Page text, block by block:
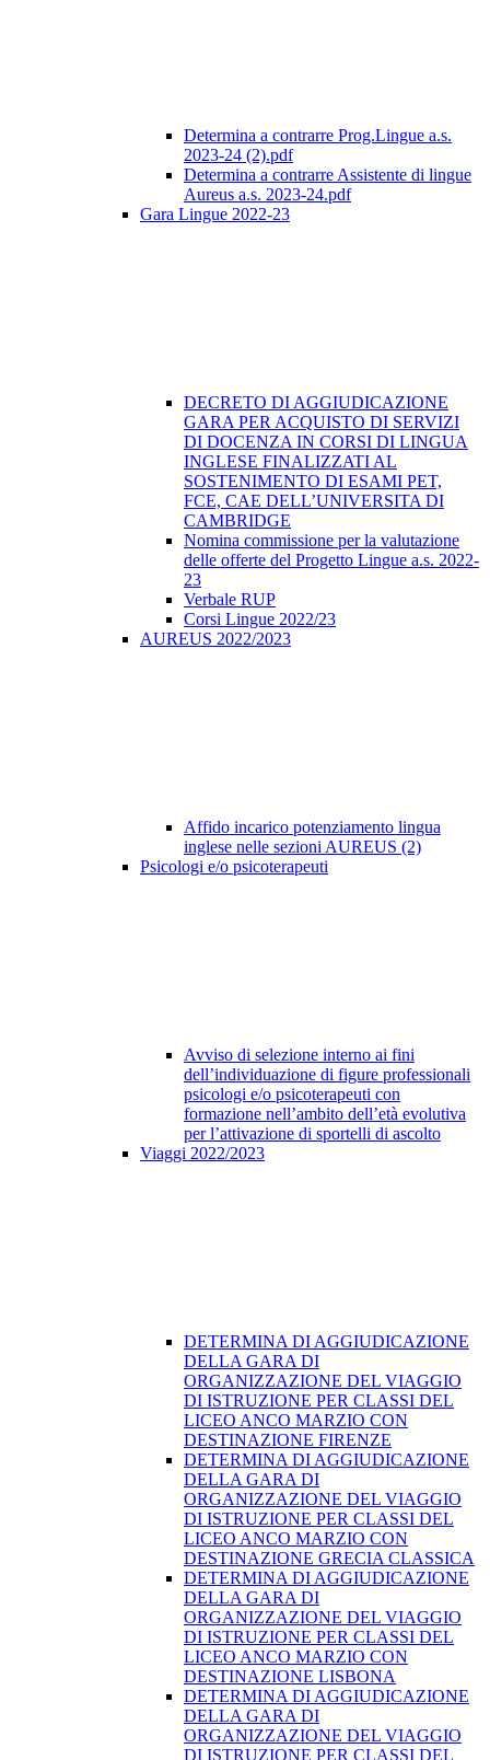
Determina a contrarre Prog.Lingue a.s.
2023-24 (2).pdf
Determina a contrarre Assistente di lingue
Aureus a.s. 2023-24.pdf
Gara Lingue 2022-23
DECRETO DI AGGIUDICAZIONE
GARA PER ACQUISTO DI SERVIZI
DI DOCENZA IN CORSI DI LINGUA
INGLESE FINALIZZATI AL
SOSTENIMENTO DI ESAMI PET,
FCE, CAE DELL’UNIVERSITA DI
CAMBRIDGE
Nomina commissione per la valutazione
delle offerte del Progetto Lingue a.s. 2022-
23
Verbale RUP
Corsi Lingue 2022/23
AUREUS 2022/2023
Affido incarico potenziamento lingua
inglese nelle sezioni AUREUS (2)
Psicologi e/o psicoterapeuti
Avviso di selezione interno ai fini
dell’individuazione di figure professionali
psicologi e/o psicoterapeuti con
formazione nell’ambito dell’età evolutiva
per l’attivazione di sportelli di ascolto
Viaggi 2022/2023
DETERMINA DI AGGIUDICAZIONE
DELLA GARA DI
ORGANIZZAZIONE DEL VIAGGIO
DI ISTRUZIONE PER CLASSI DEL
LICEO ANCO MARZIO CON
DESTINAZIONE FIRENZE
DETERMINA DI AGGIUDICAZIONE
DELLA GARA DI
ORGANIZZAZIONE DEL VIAGGIO
DI ISTRUZIONE PER CLASSI DEL
LICEO ANCO MARZIO CON
DESTINAZIONE GRECIA CLASSICA
DETERMINA DI AGGIUDICAZIONE
DELLA GARA DI
ORGANIZZAZIONE DEL VIAGGIO
DI ISTRUZIONE PER CLASSI DEL
LICEO ANCO MARZIO CON
DESTINAZIONE LISBONA
DETERMINA DI AGGIUDICAZIONE
DELLA GARA DI
ORGANIZZAZIONE DEL VIAGGIO
DI ISTRUZIONE PER CLASSI DEL